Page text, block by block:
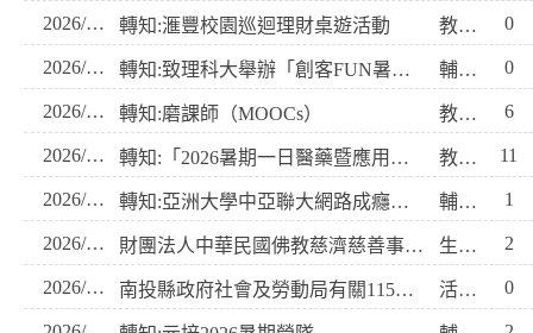
2026/07/20 轉知:滙豐校園巡迴理財桌遊活動 教學組 0
2026/07/09 轉知:致理科大舉辦「創客FUN暑假」體驗營 輔導室 0
2026/07/08 轉知:磨課師（MOOCs） 教學組 6
2026/07/08 轉知:「2026暑期一日醫藥暨應用化學系體驗課程」 教學組 11
2026/07/08 轉知:亞洲大學中亞聯大網路成癮防治中心辦理「2026青少年幸福不迷網：週末關機親子營隊」 輔導室 1
2026/07/03 財團法人中華民國佛教慈濟慈善事業基金會「Safe Mode ON：收容體驗」高中生防災體驗活動 生輔組 2
2026/07/03 南投縣政府社會及勞動局有關115年度暑期青春專案《有我有Young，拒絕誘惑！》 第二屆短影音對嘴挑戰賽，敬請協助宣導並鼓勵學生參 與，請查照。 活動組 0